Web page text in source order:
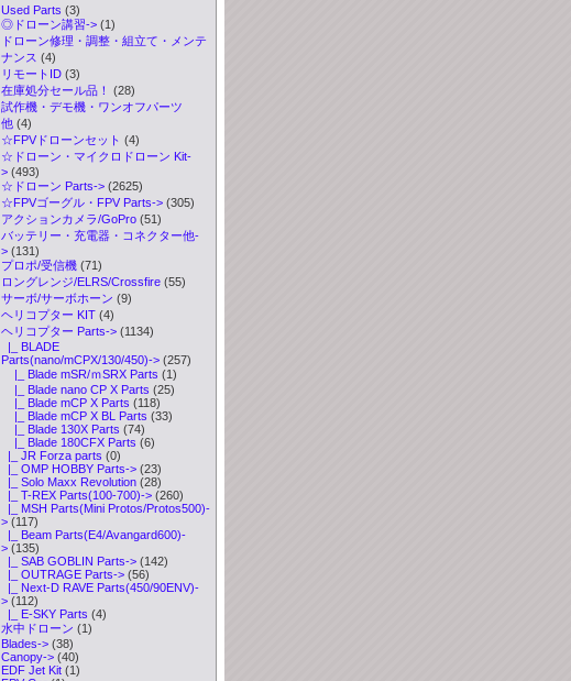
Used Parts (3)
◎ドローン講習->(1)
ドローン修理・調整・組立て・メンテ
ナンス (4)
リモートID(3)
在庫処分セール品！
(28)
試作機・デモ機・ワンオフパーツ
他(4)
☆FPVドローンセット (4)
☆ドローン・マイクロドローン Kit-
>(493)
☆ドローン Parts->(2625)
☆FPVゴーグル・FPV Parts->(305)
アクションカメラ/GoPro(51)
バッテリー・充電器・コネクター他-
>(131)
プロポ/受信機(71)
ロングレンジ/ELRS/Crossfire(55)
サーボ/サーボホーン (9)
ヘリコプター KIT(4)
ヘリコプター Parts->(1134)
|_ BLADE
Parts(nano/mCPX/130/450)->(257)
|_ Blade mSR/ｍSRX Parts (1)
|_ Blade nano CP X Parts (25)
|_ Blade mCP X Parts (118)
|_ Blade mCP X BL Parts (33)
|_ Blade 130X Parts (74)
|_ Blade 180CFX Parts (6)
|_ JR Forza parts (0)
|_ OMP HOBBY Parts->(23)
|_ Solo Maxx Revolution(28)
|_ T-REX Parts(100-700)->(260)
|_ MSH Parts(Mini Protos/Protos500)-
>(117)
|_ Beam Parts(E4/Avangard600)-
>(135)
|_ SAB GOBLIN Parts->(142)
|_ OUTRAGE Parts->(56)
|_ Next-D RAVE Parts(450/90ENV)-
>(112)
|_ E-SKY Parts (4)
水中ドローン (1)
Blades->(38)
Canopy->(40)
EDF Jet Kit(1)